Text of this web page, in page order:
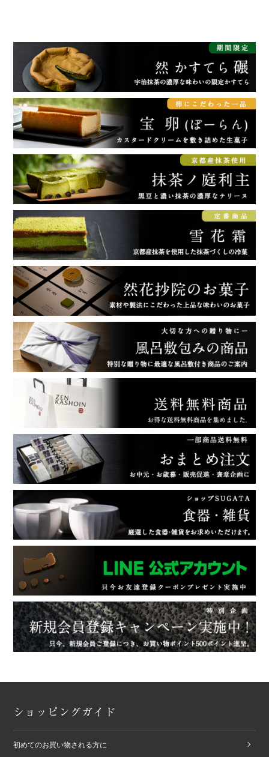
ショッピングガイド
初めてのお買い物される方に